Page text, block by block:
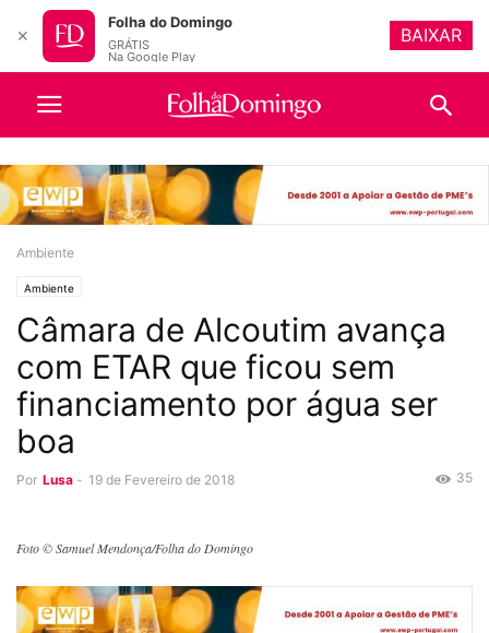
Ambiente
Ambiente
Câmara de Alcoutim avança
com ETAR que ficou sem
financiamento por água ser
boa
Por Lusa - 19 de Fevereiro de 2018 35
Foto © Samuel Mendonça/Folha do Domingo
✕
Folha do Domingo
GRÁTIS
Na Google Play
BAIXAR